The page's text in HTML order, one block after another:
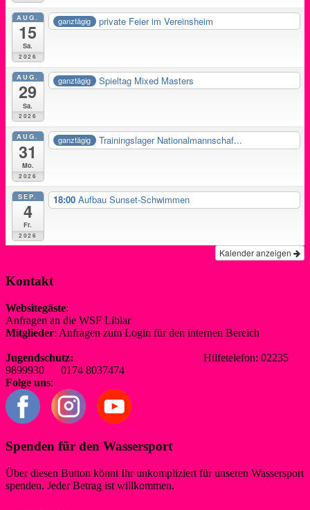
AUG.
15
Sa.
2026
ganztägig private Feier im Vereinsheim
AUG.
29
Sa.
2026
ganztägig Spieltag Mixed Masters
AUG.
31
Mo.
2026
ganztägig Trainingslager Nationalmannschaf...
SEP.
4
Fr.
2026
18:00 Aufbau Sunset-Schwimmen
Kalender anzeigen
Kontakt
Websitegäste:
Anfragen an die WSF Liblar
Mitglieder: Anfragen zum Login für den internen Bereich
Jugendschutz:
Hilfetelefon: 02235
9899930 0174 8037474
Folge uns:
Spenden für den Wassersport
Über diesen Button könnt Ihr unkompliziert für unseren Wassersport
spenden. Jeder Betrag ist willkommen.